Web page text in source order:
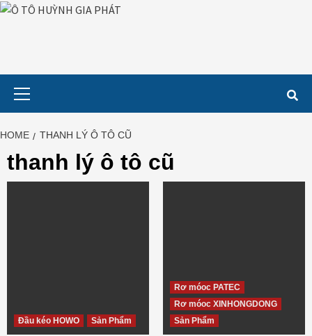
HOME THANH LÝ Ô TÔ CŨ
thanh lý ô tô cũ
Đầu kéo HOWO Sản Phẩm
Rơ móoc PATEC
Rơ móoc XINHONGDONG
Sản Phẩm